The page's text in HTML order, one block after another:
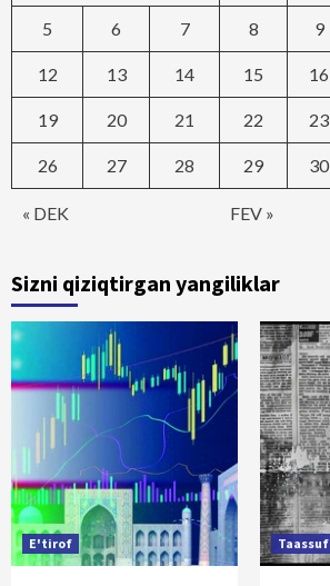
« DEK FEV »
5 6 7 8 9
12 13 14 15 16
19 20 21 22 23
26 27 28 29 30
Sizni qiziqtirgan yangiliklar
E'tirof Taassuf